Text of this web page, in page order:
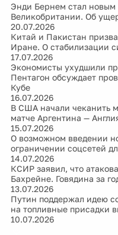
Энди Бернем стал
Великобритании. Об
20.07.2026
Китай и Пакистан
Иране. О стабилизации
17.07.2026
Экономисты ухудшили
Пентагон обсуждает
Кубе
16.07.2026
В США начали чеканить
матче Аргентина —
15.07.2026
О возможном введении
ограничении соцсетей
14.07.2026
КСИР заявил, что
Бахрейне. Говядина за
13.07.2026
Путин поддержал идею
на топливные присадки
10.07.2026